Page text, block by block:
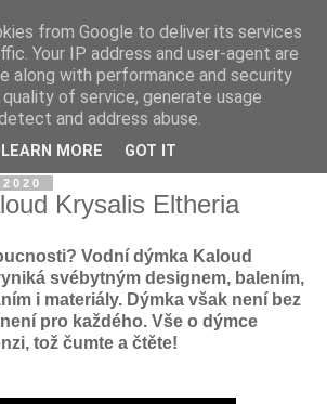
koutek
se chtějí dozvědět něco o světě
se pobavit!
Krysalis Eltheria
Vodní dýmka Kaloud
svébytným designem, balením,
i materiály. Dýmka však není bez
pro každého. Vše o dýmce
tož čumte a čtěte!
from Google to deliver its services
Your IP address and user-agent are
along with performance and security
of service, generate usage
and address abuse.
LEARN MORE GOT IT